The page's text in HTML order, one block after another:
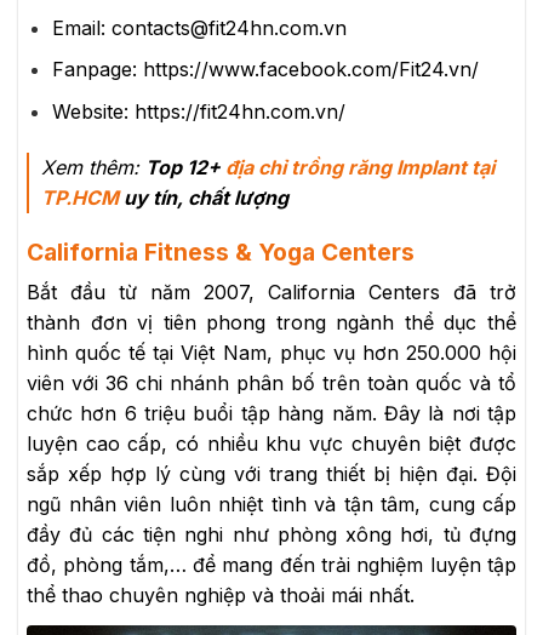
Email: contacts@fit24hn.com.vn
Fanpage: https://www.facebook.com/Fit24.vn/
Website: https://fit24hn.com.vn/
Xem thêm: Top 12+ địa chỉ trồng răng Implant tại
TP.HCMuy tín, chất lượng
California Fitness & Yoga Centers
Bắt đầu từ năm 2007, California Centers đã trở
thành đơn vị tiên phong trong ngành thể dục thể
hình quốc tế tại Việt Nam, phục vụ hơn 250.000 hội
viên với 36 chi nhánh phân bố trên toàn quốc và tổ
chức hơn 6 triệu buổi tập hàng năm. Đây là nơi tập
luyện cao cấp, có nhiều khu vực chuyên biệt được
sắp xếp hợp lý cùng với trang thiết bị hiện đại. Đội
ngũ nhân viên luôn nhiệt tình và tận tâm, cung cấp
đầy đủ các tiện nghi như phòng xông hơi, tủ đựng
đồ, phòng tắm,… để mang đến trải nghiệm luyện tập
thể thao chuyên nghiệp và thoải mái nhất.